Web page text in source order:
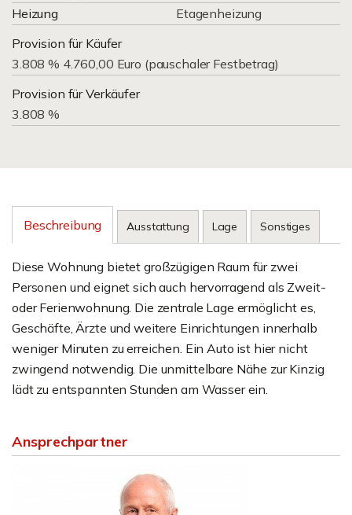
Heizung
Etagenheizung
Provision für Käufer
3.808 % 4.760,00 Euro (pauschaler Festbetrag)
Provision für Verkäufer
3.808 %
Beschreibung Ausstattung Lage Sonstiges
Diese Wohnung bietet großzügigen Raum für zwei
Personen und eignet sich auch hervorragend als Zweit-
oder Ferienwohnung. Die zentrale Lage ermöglicht es,
Geschäfte, Ärzte und weitere Einrichtungen innerhalb
weniger Minuten zu erreichen. Ein Auto ist hier nicht
zwingend notwendig. Die unmittelbare Nähe zur Kinzig
lädt zu entspannten Stunden am Wasser ein.
Ansprechpartner